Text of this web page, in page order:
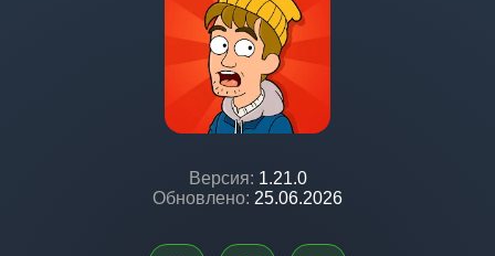
Версия: 1.21.0
Обновлено: 25.06.2026